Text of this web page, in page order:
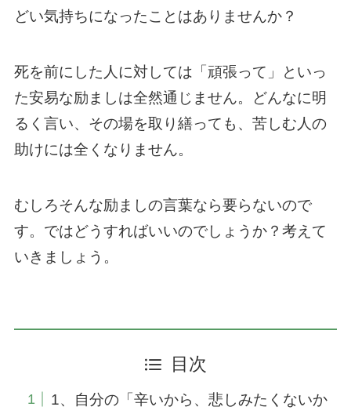
どい気持ちになったことはありませんか？
死を前にした人に対しては「頑張って」といっ
た安易な励ましは全然通じません。どんなに明
るく言い、その場を取り繕っても、苦しむ人の
助けには全くなりません。
むしろそんな励ましの言葉なら要らないので
す。ではどうすればいいのでしょうか？考えて
いきましょう。
目次
1、自分の「辛いから、悲しみたくないか